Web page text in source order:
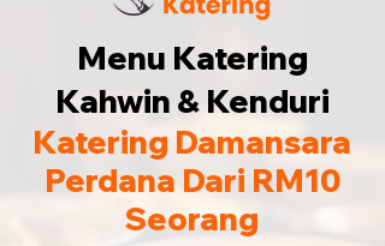
Menu Katering
Kahwin & Kenduri
Katering Damansara
Perdana Dari RM10
Seorang